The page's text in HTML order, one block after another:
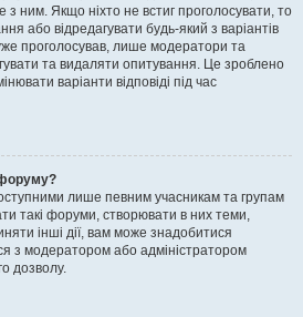
ним. Якщо ніхто не встиг проголосувати, то
або відредагувати будь-який з варіантів
проголосував, лише модератори та
та видаляти опитування. Це зроблено
варіанти відповіді під час
лише певним учасникам та групам
такі форуми, створювати в них теми,
інші дії, вам може знадобитися
з модератором або адміністратором
дозволу.